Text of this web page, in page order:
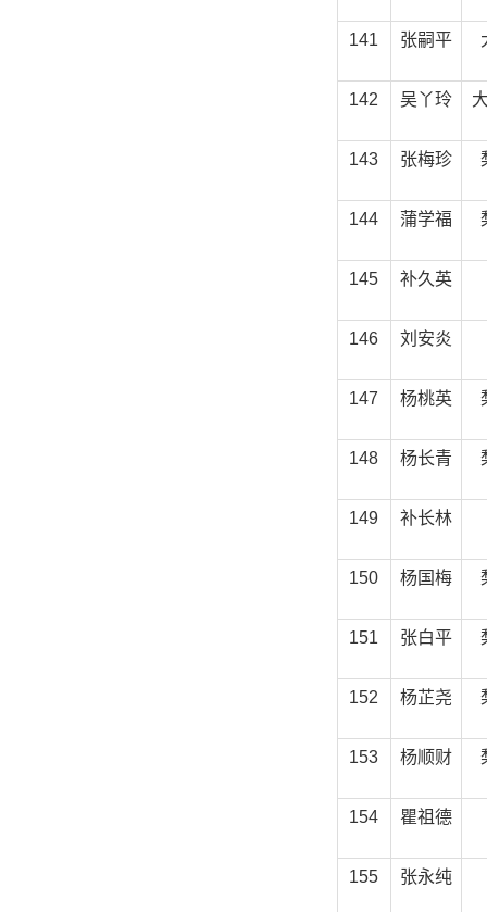
141 张嗣平
142 吴丫玲
143 张梅珍
144 蒲学福
145 补久英
146 刘安炎
147 杨桃英
148 杨长青
149 补长林
150 杨国梅
151 张白平
152 杨芷尧
153 杨顺财
154 瞿祖德
155 张永纯